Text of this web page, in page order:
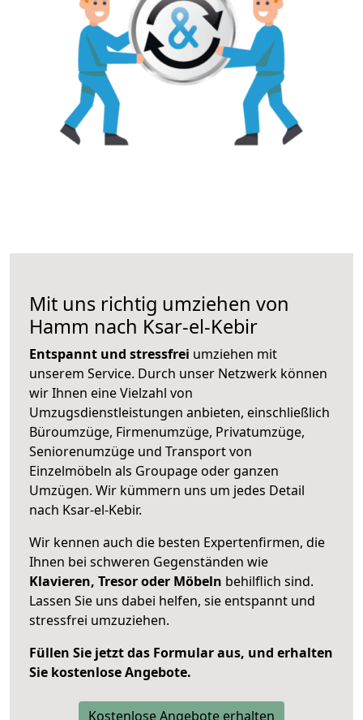
Mit uns richtig umziehen von
Hamm nach Ksar-el-Kebir
Entspannt und stressfrei umziehen mit
unserem Service. Durch unser Netzwerk können
wir Ihnen eine Vielzahl von
Umzugsdienstleistungen anbieten, einschließlich
Büroumzüge, Firmenumzüge, Privatumzüge,
Seniorenumzüge und Transport von
Einzelmöbeln als Groupage oder ganzen
Umzügen. Wir kümmern uns um jedes Detail
nach Ksar-el-Kebir.
Wir kennen auch die besten Expertenfirmen, die
Ihnen bei schweren Gegenständen wie
Klavieren, Tresor oder Möbeln behilflich sind.
Lassen Sie uns dabei helfen, sie entspannt und
stressfrei umzuziehen.
Füllen Sie jetzt das Formular aus, und erhalten
Sie kostenlose Angebote.
Kostenlose Angebote erhalten